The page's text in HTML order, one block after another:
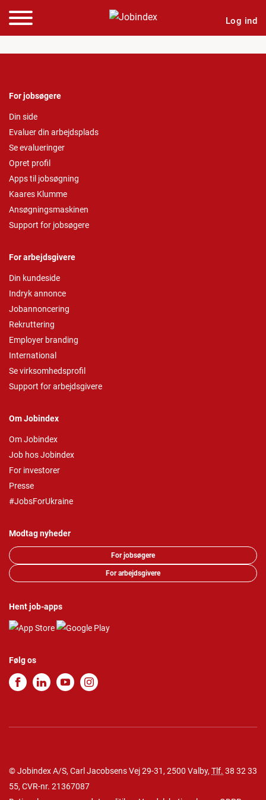
Log ind
For jobsøgere
Din side
Evaluer din arbejdsplads
Se evalueringer
Opret profil
Apps til jobsøgning
Kaares Klumme
Ansøgningsmaskinen
Support for jobsøgere
For arbejdsgivere
Din kundeside
Indryk annonce
Jobannoncering
Rekruttering
Employer branding
International
Se virksomhedsprofil
Support for arbejdsgivere
Om Jobindex
Om Jobindex
Job hos Jobindex
For investorer
Presse
#JobsForUkraine
Modtag nyheder
For jobsøgere
For arbejdsgivere
Hent job-apps
Følg os
© Jobindex A/S, Carl Jacobsens Vej 29-31, 2500 Valby, Tlf. 38 32 33
55, CVR-nr. 21367087